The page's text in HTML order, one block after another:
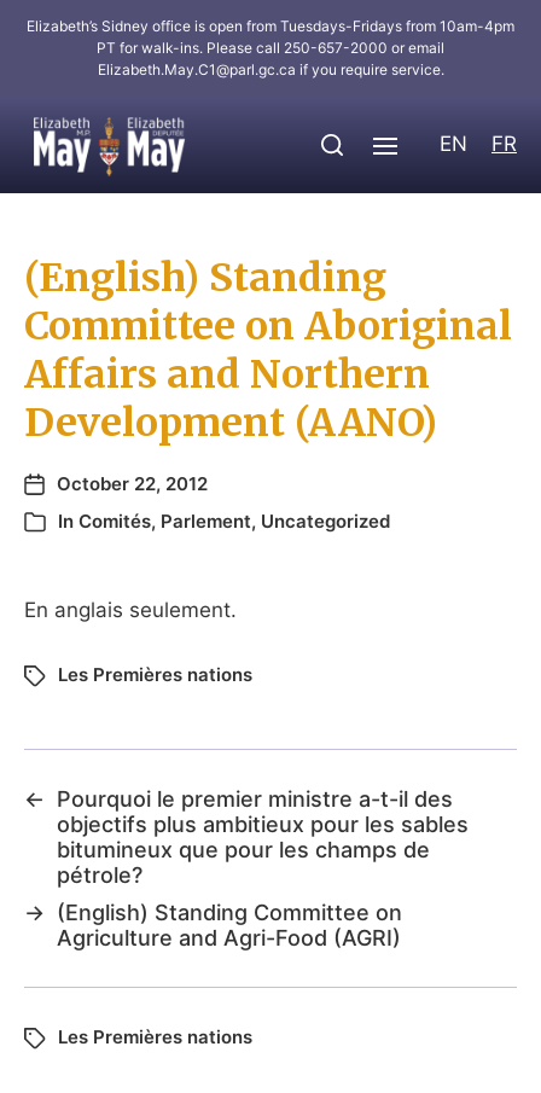
Elizabeth’s Sidney office is open from Tuesdays-Fridays from 10am-4pm
PT for walk-ins. Please call 250-657-2000 or email
Elizabeth.May.C1@parl.gc.ca if you require service.
EN FR
(English) Standing
Committee on Aboriginal
Affairs and Northern
Development (AANO)
October 22, 2012
In Comités, Parlement, Uncategorized
En anglais seulement.
Les Premières nations
←
Pourquoi le premier ministre a-t-il des
objectifs plus ambitieux pour les sables
bitumineux que pour les champs de
pétrole?
→ (English) Standing Committee on
Agriculture and Agri-Food (AGRI)
Les Premières nations